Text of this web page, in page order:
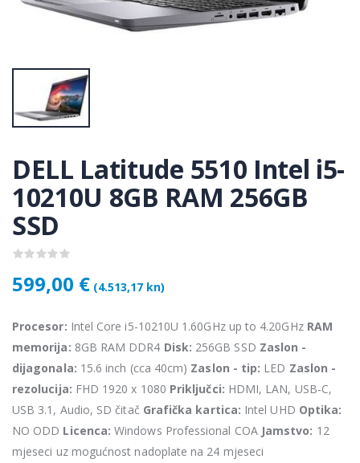
DELL Latitude 5510 Intel i5-
10210U 8GB RAM 256GB
SSD
599,00 € (4.513,17 kn)
Procesor: Intel Core i5-10210U 1.60GHz up to 4.20GHzRAM
memorija: 8GB RAM DDR4 Disk: 256GB SSD Zaslon -
dijagonala: 15.6 inch (cca 40cm) Zaslon - tip: LED Zaslon -
rezolucija: FHD 1920 x 1080 Priključci: HDMI, LAN, USB-C,
USB 3.1, Audio, SD čitač Grafička kartica: Intel UHD Optika:
NO ODD Licenca:Windows Professional COAJamstvo: 12
mjeseci uz mogućnost nadoplate na 24 mjeseci
€
€
28,50 €
Lenovo ThinkPad T14s Gen2 i5-1145G7, 16GB, 256GB SSD + 24' 2k USB-C
749,00 €